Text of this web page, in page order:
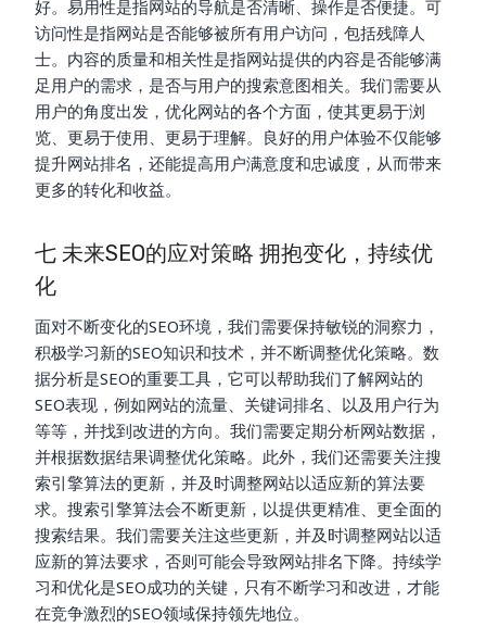
好。易用性是指网站的导航是否清晰、操作是否便捷。可
访问性是指网站是否能够被所有用户访问，包括残障人
士。内容的质量和相关性是指网站提供的内容是否能够满
足用户的需求，是否与用户的搜索意图相关。我们需要从
用户的角度出发，优化网站的各个方面，使其更易于浏
览、更易于使用、更易于理解。良好的用户体验不仅能够
提升网站排名，还能提高用户满意度和忠诚度，从而带来
更多的转化和收益。
七 未来SEO的应对策略 拥抱变化，持续优
化
面对不断变化的SEO环境，我们需要保持敏锐的洞察力，
积极学习新的SEO知识和技术，并不断调整优化策略。数
据分析是SEO的重要工具，它可以帮助我们了解网站的
SEO表现，例如网站的流量、关键词排名、以及用户行为
等等，并找到改进的方向。我们需要定期分析网站数据，
并根据数据结果调整优化策略。此外，我们还需要关注搜
索引擎算法的更新，并及时调整网站以适应新的算法要
求。搜索引擎算法会不断更新，以提供更精准、更全面的
搜索结果。我们需要关注这些更新，并及时调整网站以适
应新的算法要求，否则可能会导致网站排名下降。持续学
习和优化是SEO成功的关键，只有不断学习和改进，才能
在竞争激烈的SEO领域保持领先地位。